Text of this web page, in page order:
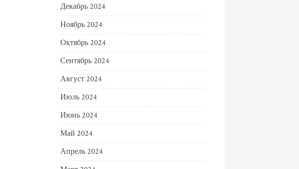
Декабрь 2024
Ноябрь 2024
Октябрь 2024
Сентябрь 2024
Август 2024
Июль 2024
Июнь 2024
Май 2024
Апрель 2024